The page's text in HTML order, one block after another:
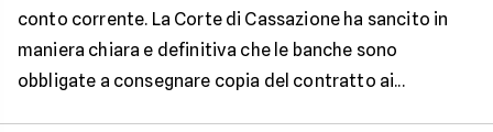
conto corrente. La Corte di Cassazione ha sancito in
maniera chiara e definitiva che le banche sono
obbligate a consegnare copia del contratto ai...